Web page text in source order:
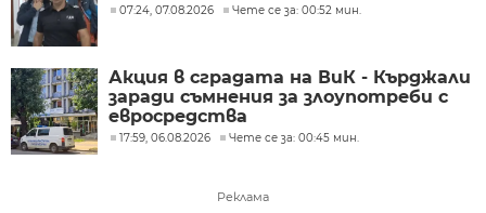
07:24, 07.08.2026 Чете се за: 00:52 мин.
Акция в сградата на ВиК - Кърджали
заради съмнения за злоупотреби с
евросредства
17:59, 06.08.2026 Чете се за: 00:45 мин.
Реклама